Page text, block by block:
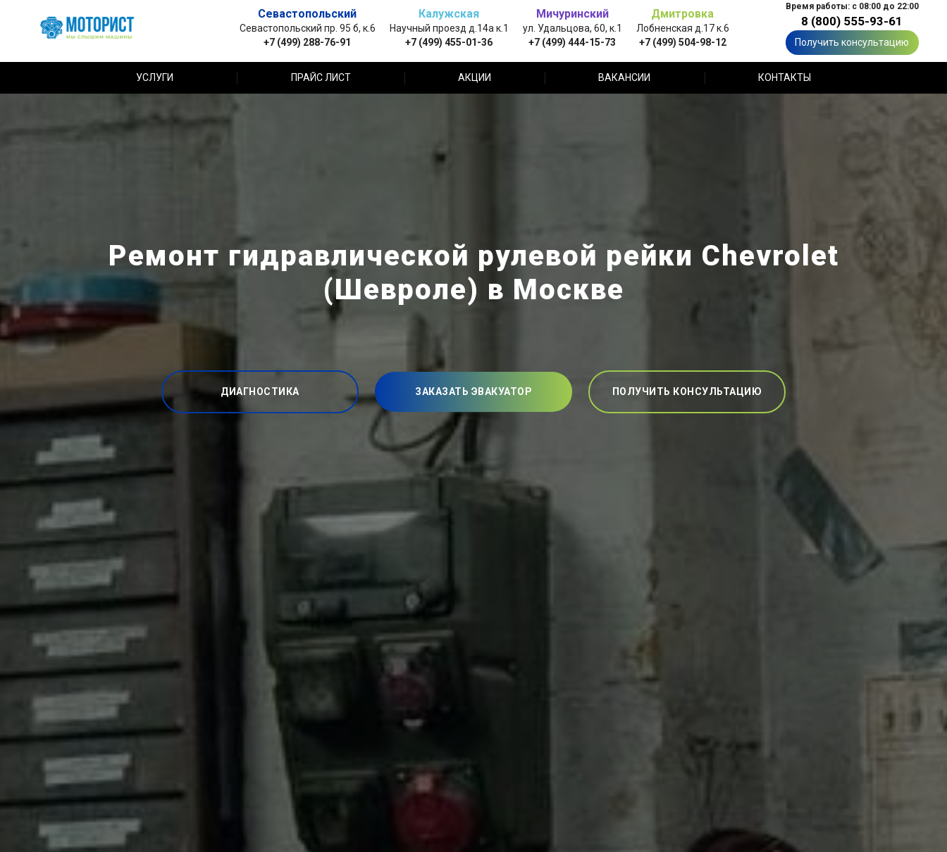
Севастопольский
Севастопольский пр. 95 б, к.6
+7 (499) 288-76-91
Калужская
Научный проезд д.14а к.1
+7 (499) 455-01-36
Мичуринский
ул. Удальцова, 60, к.1
+7 (499) 444-15-73
Дмитровка
Лобненская д.17 к.6
+7 (499) 504-98-12
Время работы: с 08:00 до 22:00
8 (800) 555-93-61
Получить консультацию
УСЛУГИ ПРАЙС ЛИСТ АКЦИИ ВАКАНСИИ КОНТАКТЫ
Ремонт гидравлической рулевой рейки Chevrolet
(Шевроле) в Москве
ДИАГНОСТИКА ЗАКАЗАТЬ ЭВАКУАТОР ПОЛУЧИТЬ КОНСУЛЬТАЦИЮ